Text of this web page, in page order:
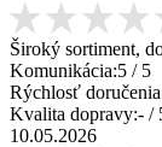
Široký sortiment,
Komunikácia:5 / 5
Rýchlosť
Kvalita dopravy:- /
10.05.2026